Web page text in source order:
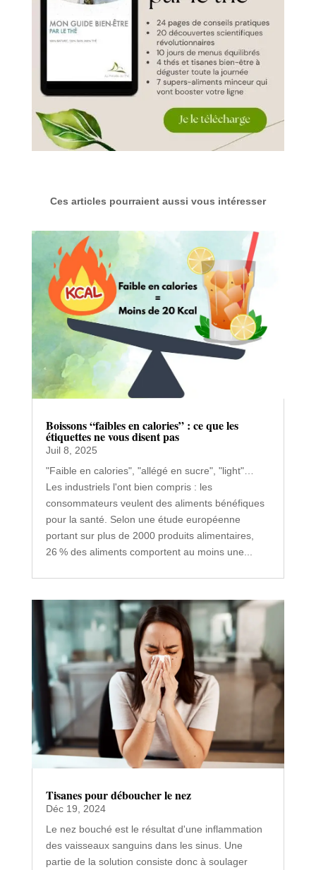
Ces articles pourraient aussi vous intéresser
Boissons “faibles en calories” : ce que les
étiquettes ne vous disent pas
Juil 8, 2025
"Faible en calories", "allégé en sucre", "light"…
Les industriels l'ont bien compris : les
consommateurs veulent des aliments bénéfiques
pour la santé. Selon une étude européenne
portant sur plus de 2000 produits alimentaires,
26 % des aliments comportent au moins une...
Tisanes pour déboucher le nez
Déc 19, 2024
Le nez bouché est le résultat d'une inflammation
des vaisseaux sanguins dans les sinus. Une
partie de la solution consiste donc à soulager